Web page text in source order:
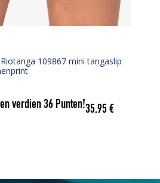
109867 mini tangaslip
verdien36 Punten!35,95€